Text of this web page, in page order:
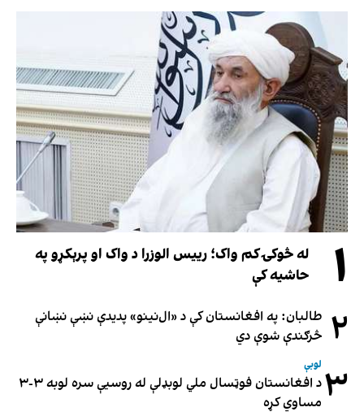
۱
له څوکۍ کم واک؛ رییس الوزرا د واک او پرېکړو په
حاشیه کې
۲ طالبان: په افغانستان کې د «ال‌نینو» پدیدې نښې نښانې
څرګندې شوې دي
۳ لوبې
د افغانستان فوټسال ملي لوبډلې له روسیې سره لوبه ۳-۳
مساوي کړه